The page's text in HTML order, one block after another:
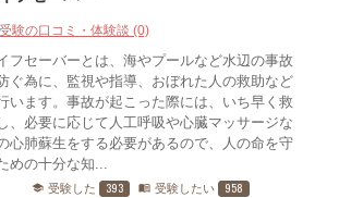
受験の口コミ・体験談 (0)
フセーバーとは、海やプールなど水辺の事故
ぐ為に、監視や指導、おぼれた人の救助など
います。事故が起こった際には、いち早く救
、必要に応じて人工呼吸や心臓マッサージな
心肺蘇生をする必要があるので、人の命を守
めの十分な知...
school 受験した 393 menu_book 受験したい 958